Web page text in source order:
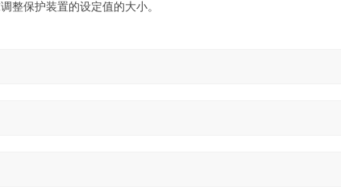
整保护装置的设定值的大小。